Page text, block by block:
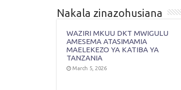
Nakala zinazohusiana
WAZIRI MKUU DKT MWIGULU
AMESEMA ATASIMAMIA
MAELEKEZO YA KATIBA YA
TANZANIA
March 5, 2026